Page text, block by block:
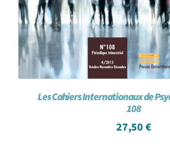
Les Cahiers Internationaux de
108
27,50 €